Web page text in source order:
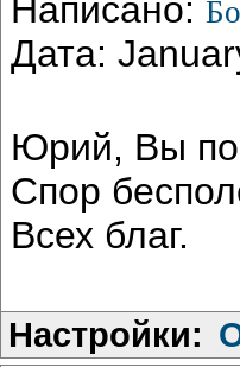
Написано:
Дата:
Юрий, Вы
Спор
Всех благ.
Настройки: